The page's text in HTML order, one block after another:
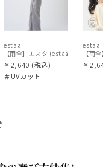
雨傘】エスタ (estaa) スモールガーデン 耐風傘
estaa
【雨傘】エスタ
￥2,640 (税込)
＃UVカット
estaa
￥2,640